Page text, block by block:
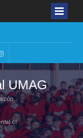
UMAG